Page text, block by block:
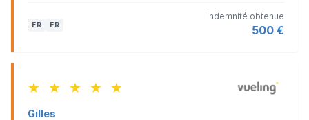
FR FR
Indemnité obtenue
500 €
★ ★ ★ ★ ★
Gilles